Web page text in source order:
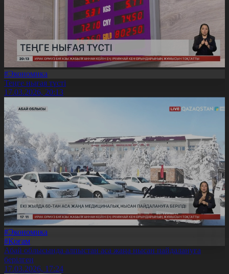
#Экономика
Теңге нығая түсті
17.03.2026, 20:13
#Экономика
#Қоғам
Абай облысында алпыстан аса жаңа нысан пайдалануға
берілген
17.03.2026, 17:24